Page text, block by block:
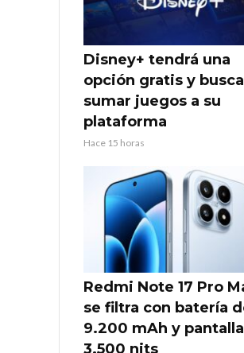
Disney+ tendrá una
opción gratis y busca
sumar juegos a su
plataforma
Hace 15 horas
Redmi Note 17 Pro
se filtra con batería
9.200 mAh y
3.500 nits